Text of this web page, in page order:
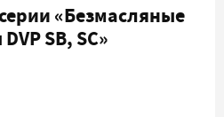
«Безмасляные
SB, SC»